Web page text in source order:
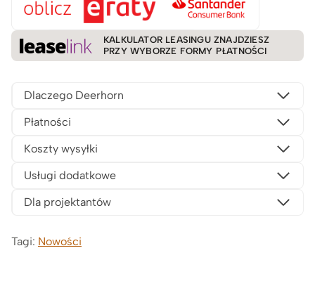
KALKULATOR LEASINGU ZNAJDZIESZ
PRZY WYBORZE FORMY PŁATNOŚCI
Dlaczego Deerhorn
Płatności
Koszty wysyłki
Usługi dodatkowe
Dla projektantów
Tagi: Nowości